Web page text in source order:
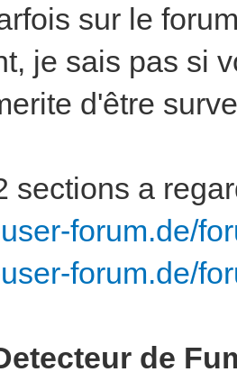
sur le
je sais pas si
d'être
sections a
forum.de/
forum.de/
de